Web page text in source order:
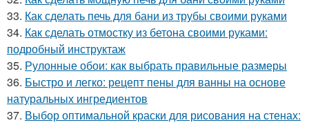
33. Как сделать печь для бани из трубы своими руками
34. Как сделать отмостку из бетона своими руками:
подробный инструктаж
35. Рулонные обои: как выбрать правильные размеры
36. Быстро и легко: рецепт пены для ванны на основе
натуральных ингредиентов
37. Выбор оптимальной краски для рисования на стенах: